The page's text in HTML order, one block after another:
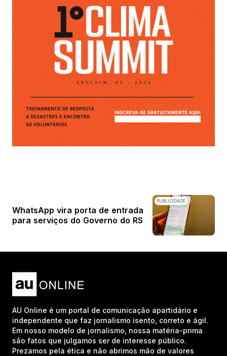
PUBLICIDADE
WhatsApp vira porta de entrada
para serviços do Governo do RS
AU Online é um portal de comunicação apartidário e
independente que faz jornalismo isento, correto e ágil.
Em nosso modelo de jornalismo, nossa matéria-prima
são fatos que julgamos ser de interesse público.
Prezamos pela ética e não abrimos mão de valores